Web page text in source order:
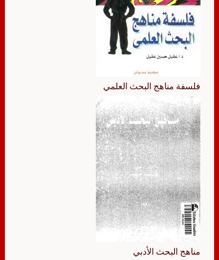
فلسفة مناهج البحث العلمي
مناهج البحث الأدبي